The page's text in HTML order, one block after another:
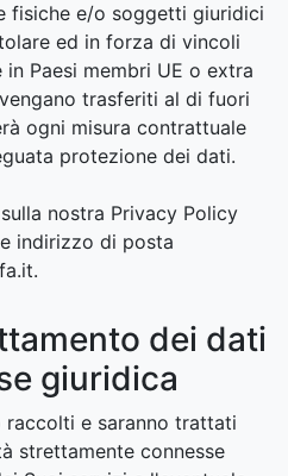
fisiche e/o soggetti giuridici
ed in forza di vincoli
Paesi membri UE o extra
trasferiti al di fuori
ogni misura contrattuale
protezione dei dati.
nostra Privacy Policy
indirizzo di posta
dei dati
giuridica
raccolti e saranno trattati
strettamente connesse